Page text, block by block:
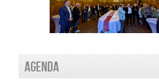
AGENDA